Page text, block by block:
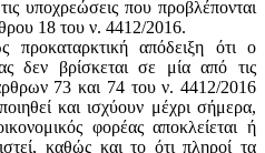
υποχρεώσεις που προβλέπονται
18 του ν. 4412/2016.
προκαταρκτική απόδειξη ότι ο
δεν βρίσκεται σε μία από τις
73 και 74 του ν. 4412/2016
και ισχύουν μέχρι σήμερα,
φορέας αποκλείεται ή
καθώς και το ότι πληροί τα